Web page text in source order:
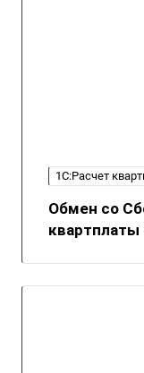
1С:Расчет
Обмен со
квартплаты